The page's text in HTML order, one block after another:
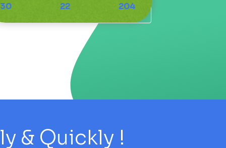
30 22 204
& Quickly !